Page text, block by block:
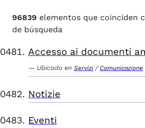
96839 elementos que coinciden
de búsqueda
Accesso ai documenti
Ubicado en Servizi / Comunicazione
Notizie
Eventi